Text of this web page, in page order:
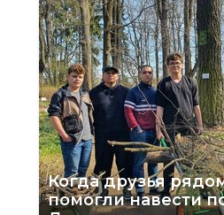
Когда друзья
помогли навести